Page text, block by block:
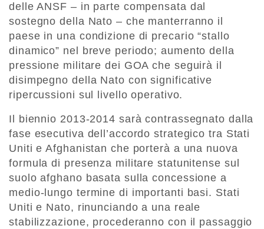
delle ANSF – in parte compensata dal
sostegno della Nato – che manterranno il
paese in una condizione di precario “stallo
dinamico” nel breve periodo; aumento della
pressione militare dei GOA che seguirà il
disimpegno della Nato con significative
ripercussioni sul livello operativo.
Il biennio 2013-2014 sarà contrassegnato dalla
fase esecutiva dell’accordo strategico tra Stati
Uniti e Afghanistan che porterà a una nuova
formula di presenza militare statunitense sul
suolo afghano basata sulla concessione a
medio-lungo termine di importanti basi. Stati
Uniti e Nato, rinunciando a una reale
stabilizzazione, procederanno con il passaggio